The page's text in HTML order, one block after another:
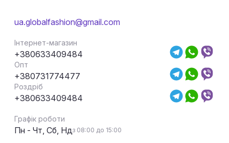
ua.globalfashion@gmail.com
Інтернет-магазин
+380633409484
Опт
+380731774477
Роздріб
+380633409484
Графік роботи
Пн - Чт, Сб, Ндз 08:00 до 15:00